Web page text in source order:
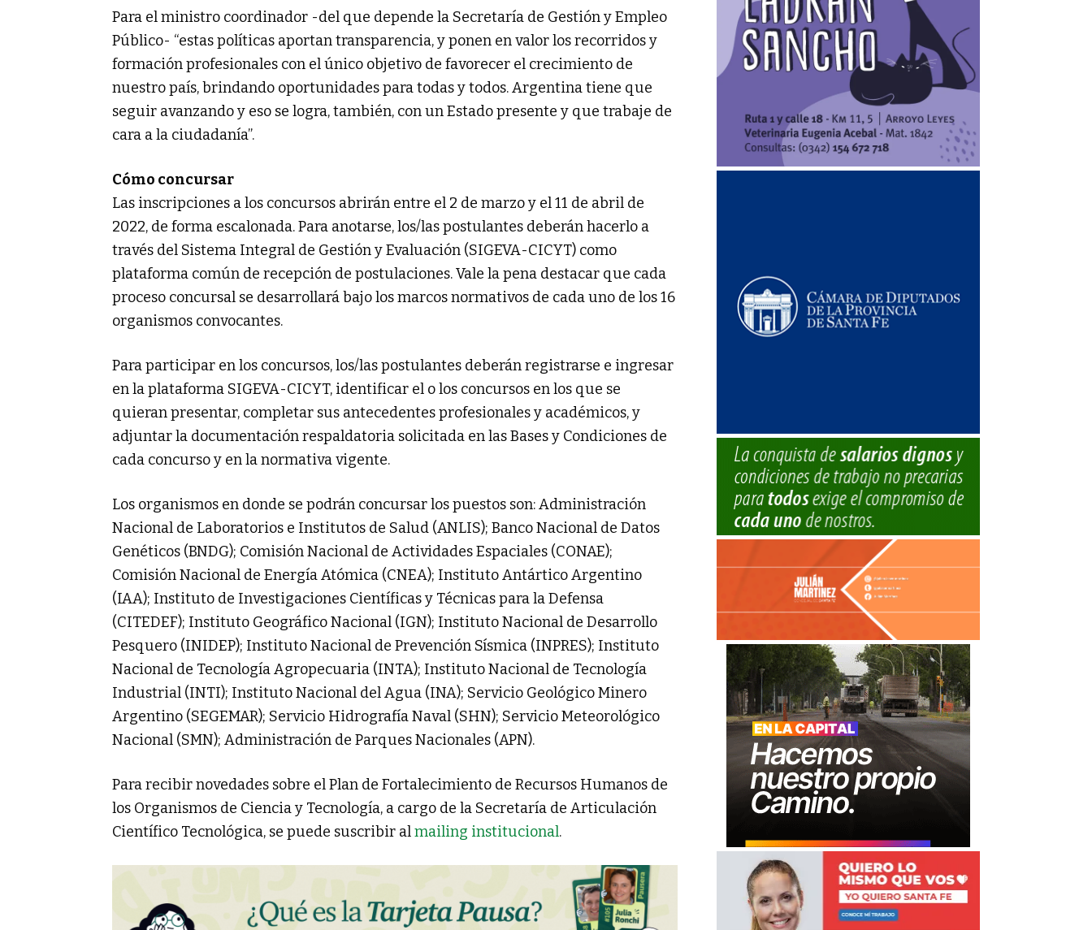
Para el ministro coordinador -del que depende la Secretaría de Gestión y Empleo
Público- “estas políticas aportan transparencia, y ponen en valor los recorridos y
formación profesionales con el único objetivo de favorecer el crecimiento de
nuestro país, brindando oportunidades para todas y todos. Argentina tiene que
seguir avanzando y eso se logra, también, con un Estado presente y que trabaje de
cara a la ciudadanía”.
Cómo concursar
Las inscripciones a los concursos abrirán entre el 2 de marzo y el 11 de abril de
2022, de forma escalonada. Para anotarse, los/las postulantes deberán hacerlo a
través del Sistema Integral de Gestión y Evaluación (SIGEVA-CICYT) como
plataforma común de recepción de postulaciones. Vale la pena destacar que cada
proceso concursal se desarrollará bajo los marcos normativos de cada uno de los 16
organismos convocantes.
Para participar en los concursos, los/las postulantes deberán registrarse e ingresar
en la plataforma SIGEVA-CICYT, identificar el o los concursos en los que se
quieran presentar, completar sus antecedentes profesionales y académicos, y
adjuntar la documentación respaldatoria solicitada en las Bases y Condiciones de
cada concurso y en la normativa vigente.
Los organismos en donde se podrán concursar los puestos son: Administración
Nacional de Laboratorios e Institutos de Salud (ANLIS); Banco Nacional de Datos
Genéticos (BNDG); Comisión Nacional de Actividades Espaciales (CONAE);
Comisión Nacional de Energía Atómica (CNEA); Instituto Antártico Argentino
(IAA); Instituto de Investigaciones Científicas y Técnicas para la Defensa
(CITEDEF); Instituto Geográfico Nacional (IGN); Instituto Nacional de Desarrollo
Pesquero (INIDEP); Instituto Nacional de Prevención Sísmica (INPRES); Instituto
Nacional de Tecnología Agropecuaria (INTA); Instituto Nacional de Tecnología
Industrial (INTI); Instituto Nacional del Agua (INA); Servicio Geológico Minero
Argentino (SEGEMAR); Servicio Hidrografía Naval (SHN); Servicio Meteorológico
Nacional (SMN); Administración de Parques Nacionales (APN).
Para recibir novedades sobre el Plan de Fortalecimiento de Recursos Humanos de
los Organismos de Ciencia y Tecnología, a cargo de la Secretaría de Articulación
Científico Tecnológica, se puede suscribir almailing institucional.